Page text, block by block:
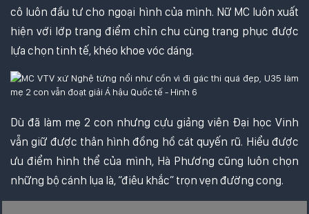
cô luôn đầu tư cho ngoại hình của mình. Nữ MC luôn xuất
hiện với lớp trang điểm chỉn chu cùng trang phục được
lựa chọn tinh tế, khéo khoe vóc dáng.
Dù đã làm mẹ 2 con nhưng cựu giảng viên Đại học Vinh
vẫn giữ được thân hình đồng hồ cát quyến rũ. Hiểu được
ưu điểm hình thể của mình, Hà Phương cũng luôn chọn
những bộ cánh lụa là, “điêu khắc” trọn vẹn đường cong.